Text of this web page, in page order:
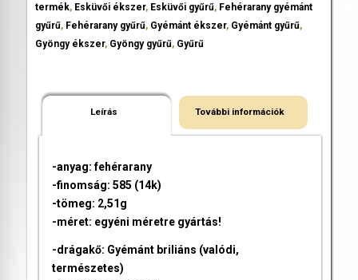
termék, Esküvői ékszer, Esküvői gyűrű, Fehérarany gyémánt
gyűrű, Fehérarany gyűrű, Gyémánt ékszer, Gyémánt gyűrű,
Gyöngy ékszer, Gyöngy gyűrű, Gyűrű
Leírás További információk
-anyag: fehérarany
-finomság: 585 (14k)
-tömeg: 2,51g
-méret: egyéni méretre gyártás!
-drágakő: Gyémánt briliáns (valódi,
természetes)